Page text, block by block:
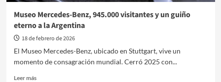
Museo Mercedes-Benz, 945.000 visitantes y un guiño
eterno a la Argentina
18 de febrero de 2026
El Museo Mercedes-Benz, ubicado en Stuttgart, vive un
momento de consagración mundial. Cerró 2025 con...
Leer másLeer